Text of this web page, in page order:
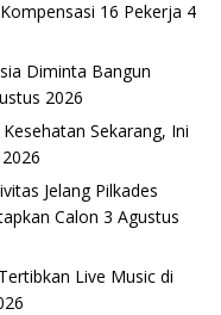
16 Pekerja 4
Diminta Bangun
2026
Sekarang, Ini
Jelang Pilkades
Calon 3 Agustus
Live Music di